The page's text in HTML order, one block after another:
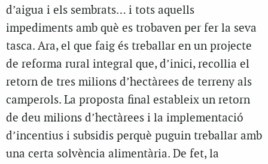
d’aigua i els sembrats… i tots aquells
impediments amb què es trobaven per fer la seva
tasca. Ara, el que faig és treballar en un projecte
de reforma rural integral que, d’inici, recollia el
retorn de tres milions d’hectàrees de terreny als
camperols. La proposta final estableix un retorn
de deu milions d’hectàrees i la implementació
d’incentius i subsidis perquè puguin treballar amb
una certa solvència alimentària. De fet, la